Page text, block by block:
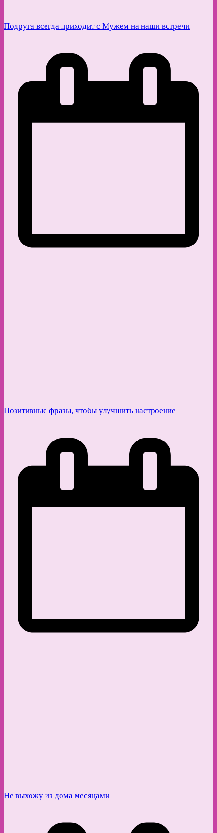
Подруга всегда приходит с Мужем на наши встречи
Позитивные фразы, чтобы улучшить настроение
Не выхожу из дома месяцами